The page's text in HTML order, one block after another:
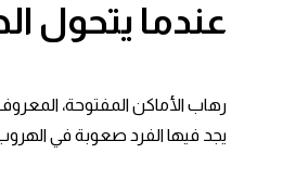
عندما يتحول
يجد فيها الفرد صعوبة في